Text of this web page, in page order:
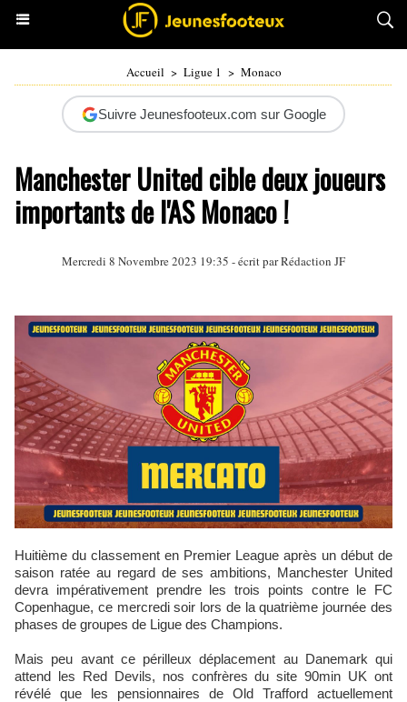
Accueil > Ligue 1 > Monaco
Suivre Jeunesfooteux.com sur Google
Manchester United cible deux joueurs
importants de l'AS Monaco !
Mercredi 8 Novembre 2023 19:35 - écrit par Rédaction JF
Huitième du classement en Premier League après un début de
saison ratée au regard de ses ambitions, Manchester United
devra impérativement prendre les trois points contre le FC
Copenhague, ce mercredi soir lors de la quatrième journée des
phases de groupes de Ligue des Champions.
Mais peu avant ce périlleux déplacement au Danemark qui
attend les Red Devils, nos confrères du site 90min UK ont
révélé que les pensionnaires de Old Trafford actuellement